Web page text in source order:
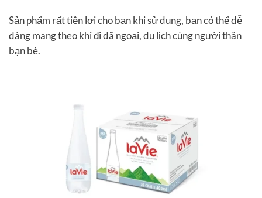
Sản phẩm rất tiện lợi cho bạn khi sử dụng, bạn có thể dễ
dàng mang theo khi đi dã ngoại, du lịch cùng người thân
bạn bè.